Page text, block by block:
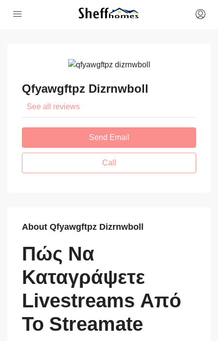
Qfyawgftpz Dizrnwboll
See all reviews
Send Email
Call
About Qfyawgftpz Dizrnwboll
Πώς Να
Καταγράψετε
Livestreams Από
Το Streamate